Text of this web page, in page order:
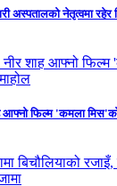
अस्पतालको नेतृत्वमा रहेर
आफ्नो फिल्म 'कमला मिस'को